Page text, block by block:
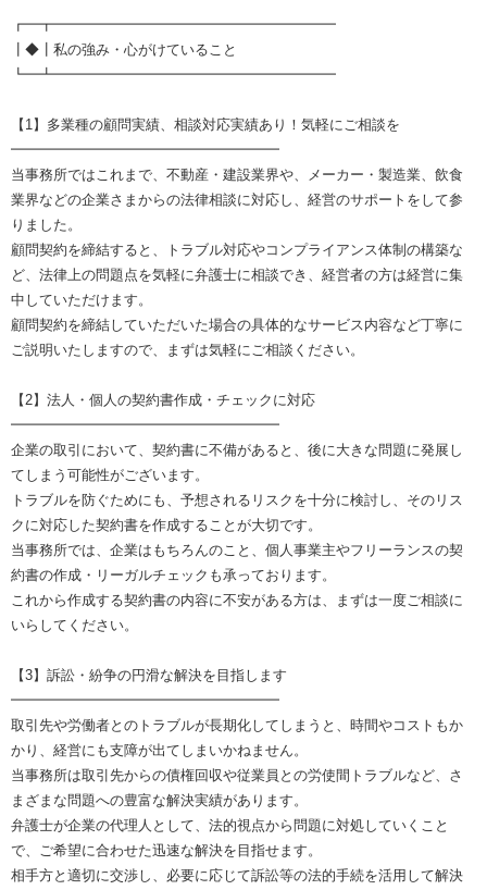
┏━┳━━━━━━━━━━━━━━━━━━━━
┃◆┃私の強み・心がけていること
┗━┻━━━━━━━━━━━━━━━━━━━━
【1】多業種の顧問実績、相談対応実績あり！気軽にご相談を
━━━━━━━━━━━━━━━━━━━
当事務所ではこれまで、不動産・建設業界や、メーカー・製造業、飲食
業界などの企業さまからの法律相談に対応し、経営のサポートをして参
りました。
顧問契約を締結すると、トラブル対応やコンプライアンス体制の構築な
ど、法律上の問題点を気軽に弁護士に相談でき、経営者の方は経営に集
中していただけます。
顧問契約を締結していただいた場合の具体的なサービス内容など丁寧に
ご説明いたしますので、まずは気軽にご相談ください。
【2】法人・個人の契約書作成・チェックに対応
━━━━━━━━━━━━━━━━━━━
企業の取引において、契約書に不備があると、後に大きな問題に発展し
てしまう可能性がございます。
トラブルを防ぐためにも、予想されるリスクを十分に検討し、そのリス
クに対応した契約書を作成することが大切です。
当事務所では、企業はもちろんのこと、個人事業主やフリーランスの契
約書の作成・リーガルチェックも承っております。
これから作成する契約書の内容に不安がある方は、まずは一度ご相談に
いらしてください。
【3】訴訟・紛争の円滑な解決を目指します
━━━━━━━━━━━━━━━━━━━
取引先や労働者とのトラブルが長期化してしまうと、時間やコストもか
かり、経営にも支障が出てしまいかねません。
当事務所は取引先からの債権回収や従業員との労使間トラブルなど、さ
まざまな問題への豊富な解決実績があります。
弁護士が企業の代理人として、法的視点から問題に対処していくこと
で、ご希望に合わせた迅速な解決を目指せます。
相手方と適切に交渉し、必要に応じて訴訟等の法的手続を活用して解決